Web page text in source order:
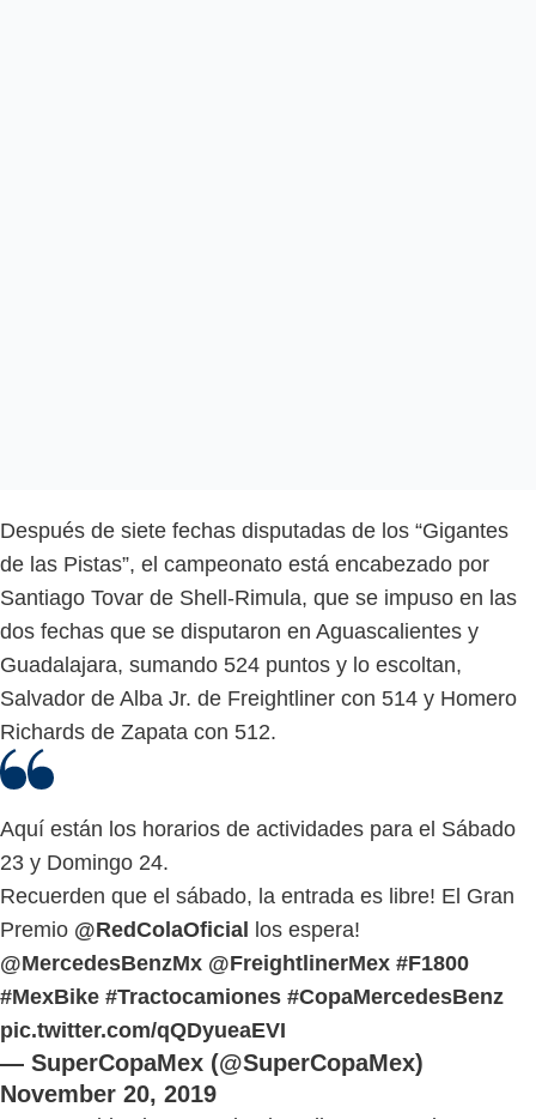
Después de siete fechas disputadas de los “Gigantes
de las Pistas”, el campeonato está encabezado por
Santiago Tovar de Shell-Rimula, que se impuso en las
dos fechas que se disputaron en Aguascalientes y
Guadalajara, sumando 524 puntos y lo escoltan,
Salvador de Alba Jr. de Freightliner con 514 y Homero
Richards de Zapata con 512.
Aquí están los horarios de actividades para el Sábado
23 y Domingo 24.
Recuerden que el sábado, la entrada es libre! El Gran
Premio @RedColaOficial los espera!
@MercedesBenzMx @FreightlinerMex #F1800
#MexBike #Tractocamiones #CopaMercedesBenz
pic.twitter.com/qQDyueaEVI
— SuperCopaMex (@SuperCopaMex)
November 20, 2019